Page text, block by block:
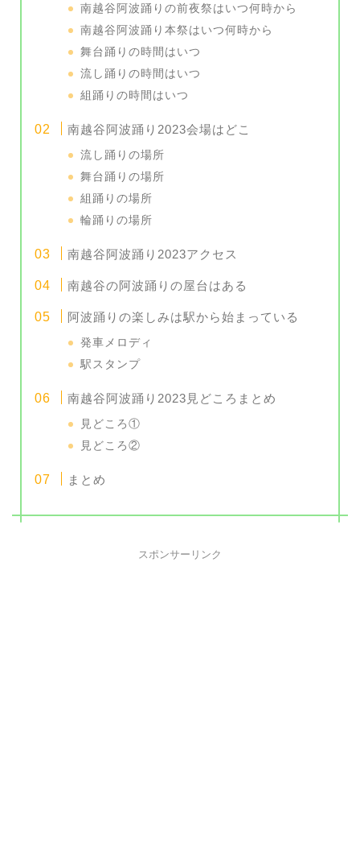
南越谷阿波踊りの前夜祭はいつ何時から
南越谷阿波踊り本祭はいつ何時から
舞台踊りの時間はいつ
流し踊りの時間はいつ
組踊りの時間はいつ
南越谷阿波踊り2023会場はどこ
流し踊りの場所
舞台踊りの場所
組踊りの場所
輪踊りの場所
南越谷阿波踊り2023アクセス
南越谷の阿波踊りの屋台はある
阿波踊りの楽しみは駅から始まっている
発車メロディ
駅スタンプ
南越谷阿波踊り2023見どころまとめ
見どころ①
見どころ②
まとめ
スポンサーリンク